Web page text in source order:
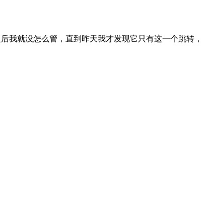
我就没怎么管，直到昨天我才发现它只有这一个跳转，